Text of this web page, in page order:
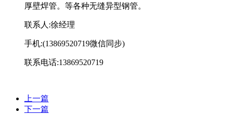
厚壁焊管。等各种无缝异型钢管。
联系人:徐经理
手机:(13869520719微信同步)
联系电话:13869520719
上一篇
下一篇